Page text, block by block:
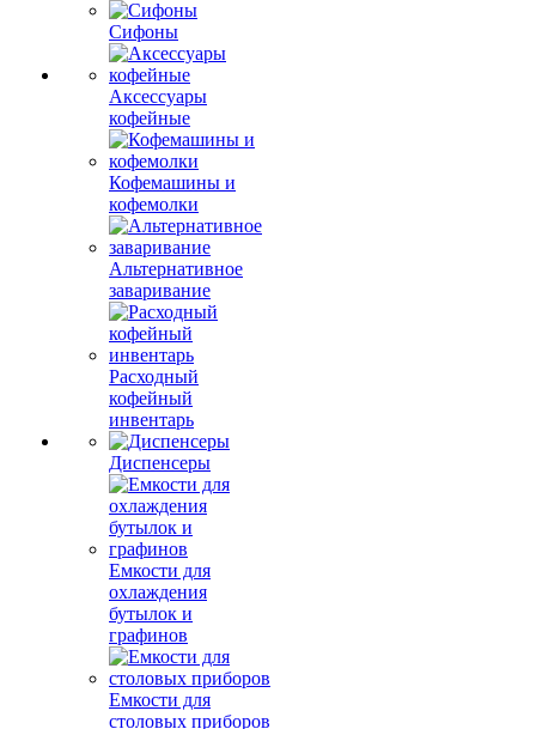
Сифоны
Аксессуары
кофейные
Кофемашины и
кофемолки
Альтернативное
заваривание
Расходный
кофейный
инвентарь
Диспенсеры
Емкости для
охлаждения
бутылок и
графинов
Емкости для
столовых приборов